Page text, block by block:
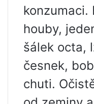
houby,
šálek octa,
česnek,
chuti.